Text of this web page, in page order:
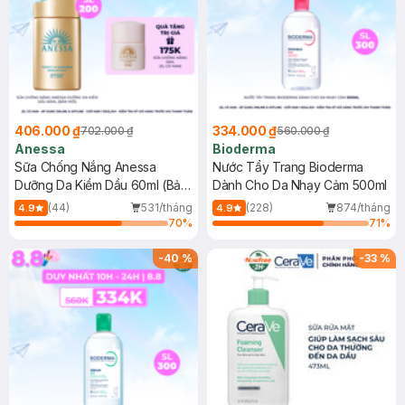
406.000 ₫702.000 ₫
Anessa
Sữa Chống Nắng Anessa
Dưỡng Da Kiềm Dầu 60ml (Bản
Mới)
4.9 (44)
531/tháng
70%
334.000 ₫560.000 ₫
Bioderma
Nước Tẩy Trang Bioderma
Dành Cho Da Nhạy Cảm 500ml
4.9 (228)
874/tháng
71%
-40% -33 %